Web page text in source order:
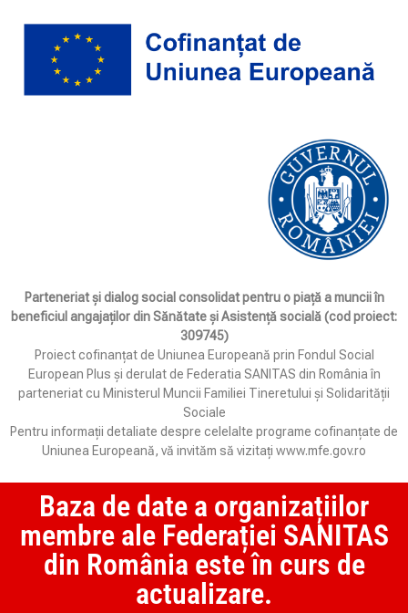
Parteneriat și dialog social consolidat pentru o piață a muncii în
beneficiul angajaților din Sănătate și Asistență socială (cod proiect:
309745)
Proiect cofinanțat de Uniunea Europeană prin Fondul Social
European Plus și derulat de Federatia SANITAS din România în
parteneriat cu Ministerul Muncii Familiei Tineretului și Solidarității
Sociale
Pentru informații detaliate despre celelalte programe cofinanțate de
Uniunea Europeană, vă invităm să vizitați www.mfe.gov.ro
Baza de date a organizațiilor
membre ale Federației SANITAS
din România este în curs de
actualizare.